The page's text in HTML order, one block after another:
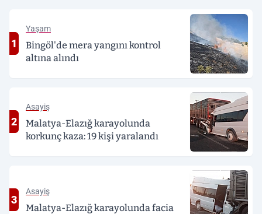
1
Yaşam
Bingöl'de mera yangını kontrol
altına alındı
2
Asayiş
Malatya-Elazığ karayolunda
korkunç kaza: 19 kişi yaralandı
3
Asayiş
Malatya-Elazığ karayolunda facia